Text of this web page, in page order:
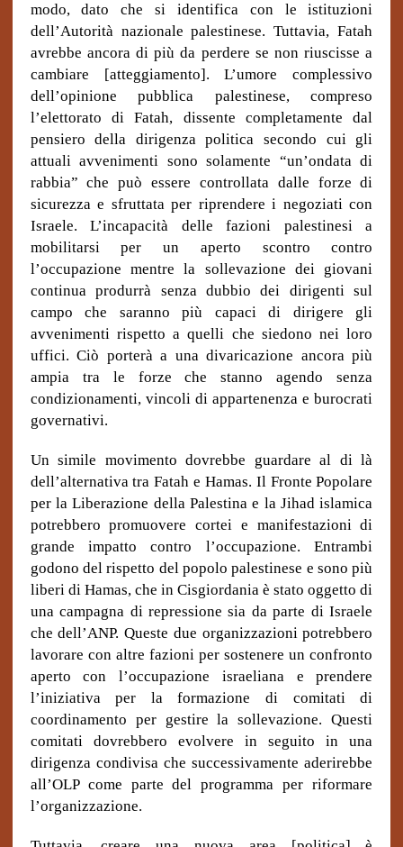
modo, dato che si identifica con le istituzioni
dell’Autorità nazionale palestinese. Tuttavia, Fatah
avrebbe ancora di più da perdere se non riuscisse a
cambiare [atteggiamento]. L’umore complessivo
dell’opinione pubblica palestinese, compreso
l’elettorato di Fatah, dissente completamente dal
pensiero della dirigenza politica secondo cui gli
attuali avvenimenti sono solamente “un’ondata di
rabbia” che può essere controllata dalle forze di
sicurezza e sfruttata per riprendere i negoziati con
Israele. L’incapacità delle fazioni palestinesi a
mobilitarsi per un aperto scontro contro
l’occupazione mentre la sollevazione dei giovani
continua produrrà senza dubbio dei dirigenti sul
campo che saranno più capaci di dirigere gli
avvenimenti rispetto a quelli che siedono nei loro
uffici. Ciò porterà a una divaricazione ancora più
ampia tra le forze che stanno agendo senza
condizionamenti, vincoli di appartenenza e burocrati
governativi.
Un simile movimento dovrebbe guardare al di là
dell’alternativa tra Fatah e Hamas. Il Fronte Popolare
per la Liberazione della Palestina e la Jihad islamica
potrebbero promuovere cortei e manifestazioni di
grande impatto contro l’occupazione. Entrambi
godono del rispetto del popolo palestinese e sono più
liberi di Hamas, che in Cisgiordania è stato oggetto di
una campagna di repressione sia da parte di Israele
che dell’ANP. Queste due organizzazioni potrebbero
lavorare con altre fazioni per sostenere un confronto
aperto con l’occupazione israeliana e prendere
l’iniziativa per la formazione di comitati di
coordinamento per gestire la sollevazione. Questi
comitati dovrebbero evolvere in seguito in una
dirigenza condivisa che successivamente aderirebbe
all’OLP come parte del programma per riformare
l’organizzazione.